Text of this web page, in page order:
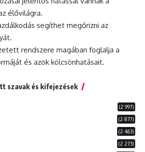
élővilágra.
segíthet megőrizni az
rendszere magában foglalja a
és azok kölcsönhatásait.
szavak és kifejezések
(2 997)
(2 877)
(2 463)
(2 273)